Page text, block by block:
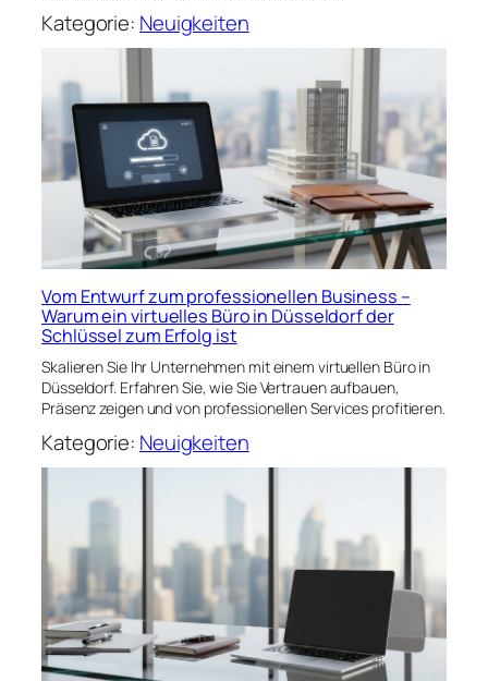
Kategorie: Neuigkeiten
Vom Entwurf zum professionellen Business –
Warum ein virtuelles Büro in Düsseldorf der
Schlüssel zum Erfolg ist
Skalieren Sie Ihr Unternehmen mit einem virtuellen Büro in
Düsseldorf. Erfahren Sie, wie Sie Vertrauen aufbauen,
Präsenz zeigen und von professionellen Services profitieren.
Kategorie: Neuigkeiten